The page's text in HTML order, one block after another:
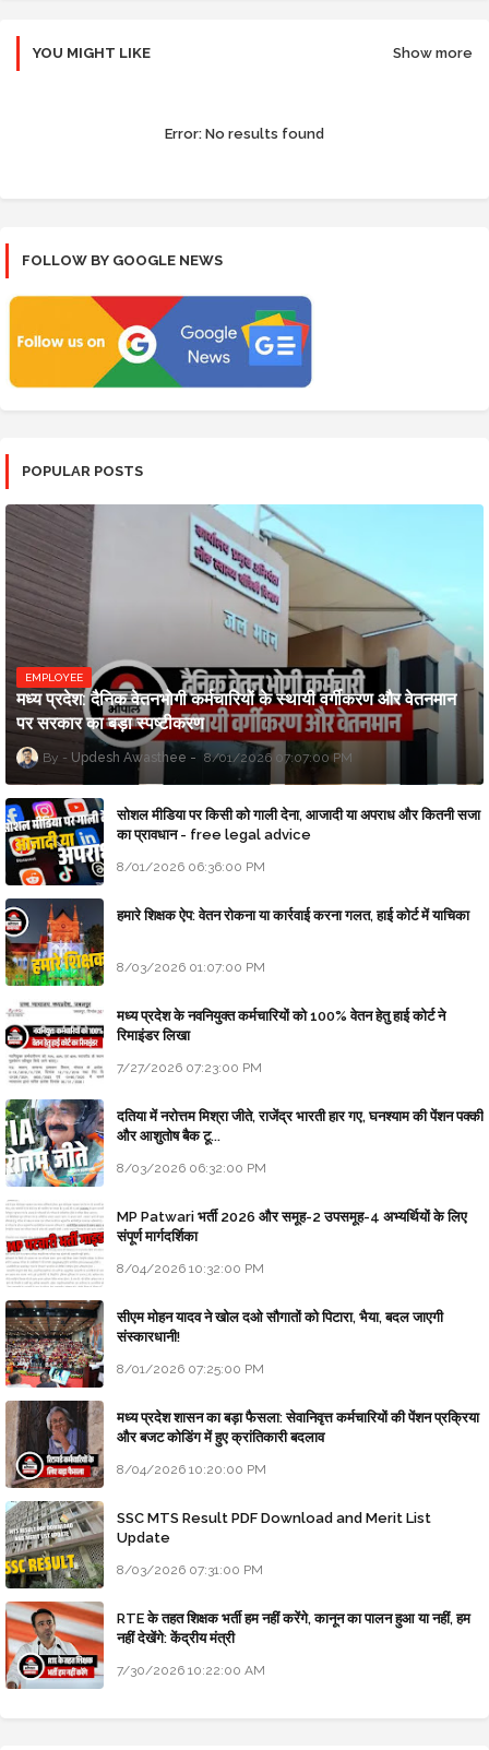
YOU MIGHT LIKE Show more
Error: No results found
FOLLOW BY GOOGLE NEWS
POPULAR POSTS
EMPLOYEE
मध्य प्रदेश: दैनिक वेतनभोगी कर्मचारियों के स्थायी वर्गीकरण और वेतनमान
पर सरकार का बड़ा स्पष्टीकरण
Updesh Awasthee 8/01/2026 07:07:00 PM
सोशल मीडिया पर किसी को गाली देना, आजादी या अपराध और कितनी सजा
का प्रावधान - free legal advice
8/01/2026 06:36:00 PM
हमारे शिक्षक ऐप: वेतन रोकना या कार्रवाई करना गलत, हाई कोर्ट में याचिका
8/03/2026 01:07:00 PM
मध्य प्रदेश के नवनियुक्त कर्मचारियों को 100% वेतन हेतु हाई कोर्ट ने
रिमाइंडर लिखा
7/27/2026 07:23:00 PM
दतिया में नरोत्तम मिश्रा जीते, राजेंद्र भारती हार गए, घनश्याम की पेंशन पक्की
और आशुतोष बैक टू...
8/03/2026 06:32:00 PM
MP Patwari भर्ती 2026 और समूह-2 उपसमूह-4 अभ्यर्थियों के लिए
संपूर्ण मार्गदर्शिका
8/04/2026 10:32:00 PM
सीएम मोहन यादव ने खोल दओ सौगातों को पिटारा, भैया, बदल जाएगी
संस्कारधानी!
8/01/2026 07:25:00 PM
मध्य प्रदेश शासन का बड़ा फैसला: सेवानिवृत्त कर्मचारियों की पेंशन प्रक्रिया
और बजट कोडिंग में हुए क्रांतिकारी बदलाव
8/04/2026 10:20:00 PM
SSC MTS Result PDF Download and Merit List
Update
8/03/2026 07:31:00 PM
RTE के तहत शिक्षक भर्ती हम नहीं करेंगे, कानून का पालन हुआ या नहीं, हम
नहीं देखेंगे: केंद्रीय मंत्री
7/30/2026 10:22:00 AM